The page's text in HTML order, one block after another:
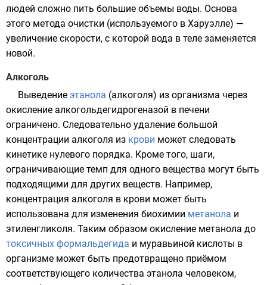
людей сложно пить большие объемы воды. Основа
этого метода очистки (используемого в Харуэлле) —
увеличение скорости, с которой вода в теле заменяется
новой.
Алкоголь
Выведение этанола (алкоголя) из организма через
окисление алкогольдегидрогеназой в печени
ограничено. Следовательно удаление большой
концентрации алкоголя из крови может следовать
кинетике нулевого порядка. Кроме того, шаги,
ограничивающие темп для одного вещества могут быть
подходящими для других веществ. Например,
концентрация алкоголя в крови может быть
использована для изменения биохимии метанола и
этиленгликоля. Таким образом окисление метанола до
токсичных формальдегида и муравьиной кислоты в
организме может быть предотвращено приёмом
соответствующего количества этанола человеком,